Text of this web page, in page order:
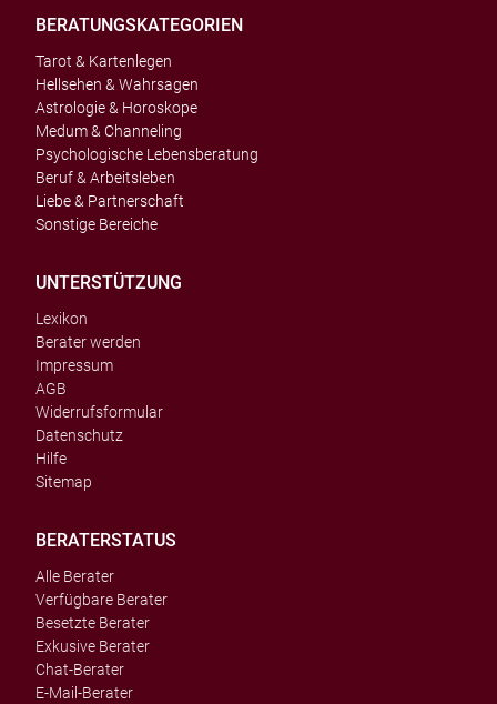
BERATUNGSKATEGORIEN
Tarot & Kartenlegen
Hellsehen & Wahrsagen
Astrologie & Horoskope
Medum & Channeling
Psychologische Lebensberatung
Beruf & Arbeitsleben
Liebe & Partnerschaft
Sonstige Bereiche
UNTERSTÜTZUNG
Lexikon
Berater werden
Impressum
AGB
Widerrufsformular
Datenschutz
Hilfe
Sitemap
BERATERSTATUS
Alle Berater
Verfügbare Berater
Besetzte Berater
Exkusive Berater
Chat-Berater
E-Mail-Berater